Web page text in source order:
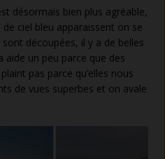
désormais bien plus agréable,
ciel bleu apparaissent on se
découpées, il y a de belles
aide un peu parce que des
pas parce qu’elles nous
de vues superbes et on avale